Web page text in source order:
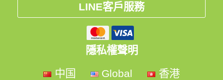
LINE客戶服務
隱私權聲明
中国
Global 香港